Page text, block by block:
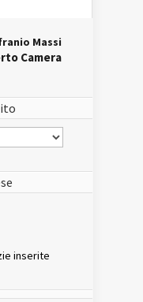
Massi
Camera
inserite